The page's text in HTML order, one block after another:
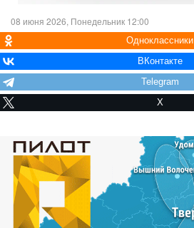
08 июня 2026, Понедельник 12:00
Одноклассники
ВКонтакте
Telegram
X